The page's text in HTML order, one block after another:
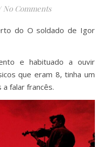
No Comments
do O soldado de Igor
e habituado a ouvir
que eram 8, tinha um
falar francês.